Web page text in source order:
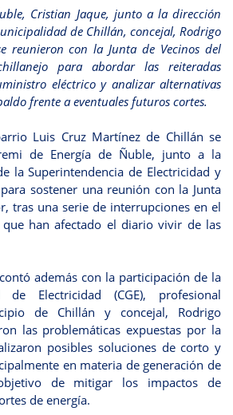
Cristian Jaque, junto a la dirección
de Chillán, concejal, Rodrigo
reunieron con la Junta de Vecinos del
para abordar las reiteradas
eléctrico y analizar alternativas
frente a eventuales futuros cortes.
Luis Cruz Martínez de Chillán se
de Energía de Ñuble, junto a la
la Superintendencia de Electricidad y
para sostener una reunión con la Junta
tras una serie de interrupciones en el
han afectado el diario vivir de las
además con la participación de la
de Electricidad (CGE), profesional
de Chillán y concejal, Rodrigo
las problemáticas expuestas por la
posibles soluciones de corto y
en materia de generación de
de mitigar los impactos de
de energía.